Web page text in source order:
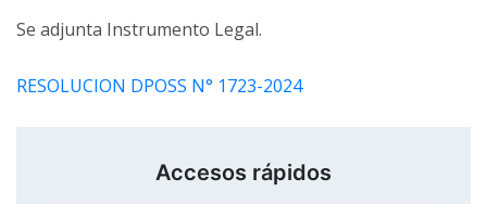
Se adjunta Instrumento Legal.
RESOLUCION DPOSS N° 1723-2024
Accesos rápidos